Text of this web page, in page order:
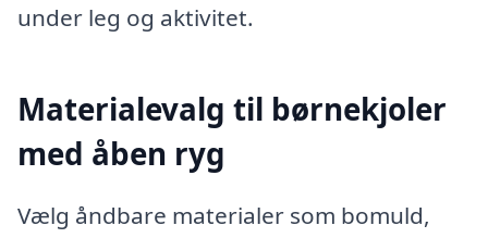
under leg og aktivitet.
Materialevalg til børnekjoler
med åben ryg
Vælg åndbare materialer som bomuld,